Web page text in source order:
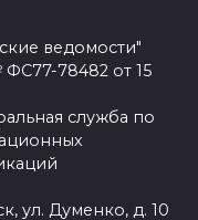
ведомости"
78482 от 15
служба по
ул. Думенко, д. 10